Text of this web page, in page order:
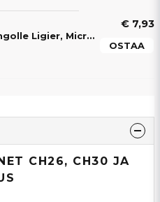
Lukkorenkaat vetotangolle Ligier, Microcar, Aixam, Chatenet, Grecav & JDM -mopoautoille
€ 7,93
OSTAA
CH26, CH30 JA